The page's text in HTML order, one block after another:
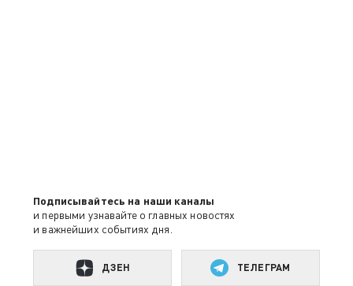
Подписывайтесь на наши каналы
и первыми узнавайте о главных новостях
и важнейших событиях дня.
ДЗЕН ТЕЛЕГРАМ